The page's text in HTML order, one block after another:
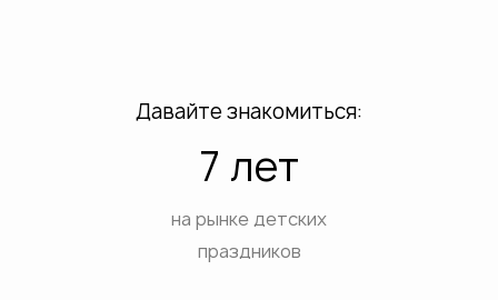
Давайте знакомиться:
7 лет
на рынке детских
праздников